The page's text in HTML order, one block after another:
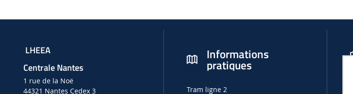
LHEEA
Centrale Nantes
1 rue de la Noë
44321 Nantes Cedex 3
Informations
pratiques
Tram ligne 2